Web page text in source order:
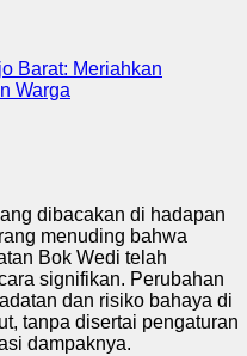
Barat: Meriahkan
Warga
dibacakan di hadapan
menuding bahwa
Bok Wedi telah
signifikan. Perubahan
dan risiko bahaya di
tanpa disertai pengaturan
dampaknya.